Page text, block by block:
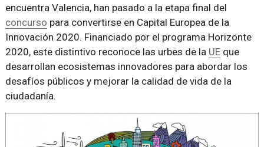
encuentra Valencia, han pasado a la etapa final del
concurso para convertirse en Capital Europea de la
Innovación 2020. Financiado por el programa Horizonte
2020, este distintivo reconoce las urbes de la UEque
desarrollan ecosistemas innovadores para abordar los
desafíos públicos y mejorar la calidad de vida de la
ciudadanía.